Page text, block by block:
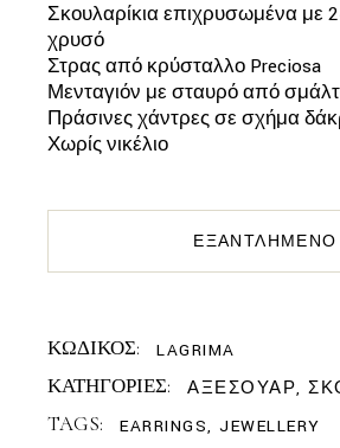
Σκουλαρίκια επιχρυσωμένα με
χρυσό
Στρας από κρύσταλλο Preciosa
Μενταγιόν με σταυρό από
Πράσινες χάντρες σε σχήμα
Χωρίς νικέλιο
ΕΞΑΝΤΛΗΜΈΝΟ
ΚΩΔΙΚΟΣ: LAGRIMA
ΚΑΤΗΓΟΡΙΕΣ: ΑΞΕΣΟΥΑΡ,
TAGS: EARRINGS, JEWELLERY